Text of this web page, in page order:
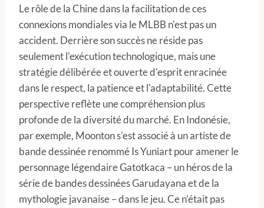
Le rôle de la Chine dans la facilitation de ces
connexions mondiales via le MLBB n'est pas un
accident. Derrière son succès ne réside pas
seulement l'exécution technologique, mais une
stratégie délibérée et ouverte d'esprit enracinée
dans le respect, la patience et l'adaptabilité. Cette
perspective reflète une compréhension plus
profonde de la diversité du marché. En Indonésie,
par exemple, Moonton s'est associé à un artiste de
bande dessinée renommé Is Yuniart pour amener le
personnage légendaire Gatotkaca – un héros de la
série de bandes dessinées Garudayana et de la
mythologie javanaise – dans le jeu. Ce n'était pas